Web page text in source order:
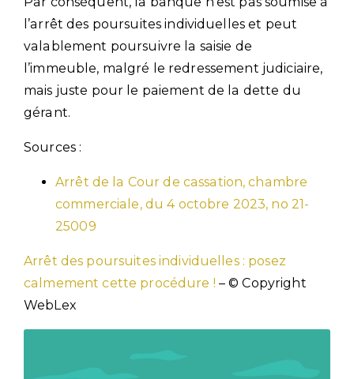
l’arrêt des poursuites individuelles et peut
valablement poursuivre la saisie de
l’immeuble, malgré le redressement judiciaire,
mais juste pour le paiement de la dette du
gérant.
Sources :
Arrêt de la Cour de cassation, chambre
commerciale, du 4 octobre 2023, no 21-
25009
Arrêt des poursuites individuelles : posez
calmement cette procédure ! – © Copyright
WebLex